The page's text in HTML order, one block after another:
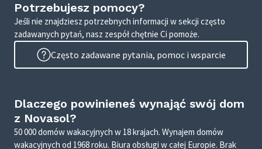
Potrzebujesz pomocy?
Jeśli nie znajdziesz potrzebnych informacji w sekcji często
zadawanych pytań, nasz zespół chętnie Ci pomoże.
Często zadawane pytania, pomoc i wsparcie
Dlaczego powinieneś wynająć swój dom
z Novasol?
50 000 domów wakacyjnych w 18 krajach. Wynajem domów
wakacyjnych od 1968 roku. Biura obsługi w całej Europie. Brak